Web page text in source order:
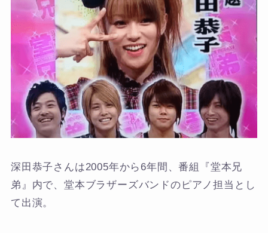
深田恭子さんは2005年から6年間、番組『堂本兄
弟』内で、堂本ブラザーズバンドのピアノ担当とし
て出演。